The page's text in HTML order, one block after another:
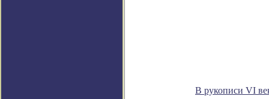
В рукописи VI